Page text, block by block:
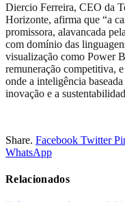
Diercio Ferreira, CEO da
Horizonte, afirma que “a
promissora, alavancada
com domínio das
visualização como Power
remuneração competitiva,
onde a inteligência
inovação e a
Share. Facebook Twitter
WhatsApp
Relacionados